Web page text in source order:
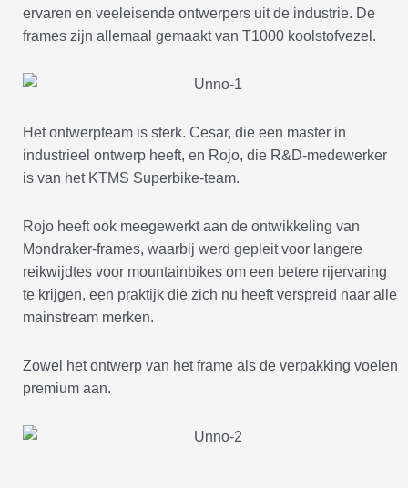
ervaren en veeleisende ontwerpers uit de industrie. De
frames zijn allemaal gemaakt van T1000 koolstofvezel.
Het ontwerpteam is sterk. Cesar, die een master in
industrieel ontwerp heeft, en Rojo, die R&D-medewerker
is van het KTMS Superbike-team.
Rojo heeft ook meegewerkt aan de ontwikkeling van
Mondraker-frames, waarbij werd gepleit voor langere
reikwijdtes voor mountainbikes om een betere rijervaring
te krijgen, een praktijk die zich nu heeft verspreid naar alle
mainstream merken.
Zowel het ontwerp van het frame als de verpakking voelen
premium aan.